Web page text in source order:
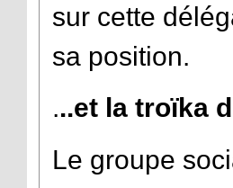
sur cette
sa position.
...et la troïka
Le groupe